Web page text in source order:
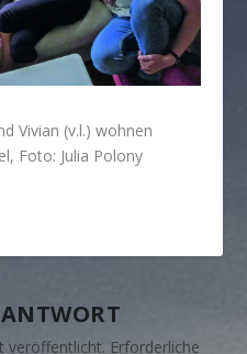
Vivian (v.l.) wohnen
Foto: Julia Polony
veröffentlicht. Erforderliche